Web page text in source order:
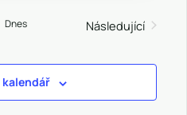
Dnes
Následující